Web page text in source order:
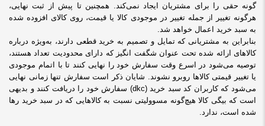
گونه حقی را برای مشتریان ایجاد نمی‌کند. همچنین تا پیش از ثبت نهایی،
هرگونه تغییر از جمله تغییر در موجودی کالا یا قیمت، روی کالای افزوده شده
به سبد خرید اعمال خواهد شد.
بنابراین به مشتریانی که تمایل و تصمیم به خرید قطعی دارند، به‌ویژه درباره
کالاهای ارائه شده تحت عنوان شگفت انگیز که دارای محدودیت تعداد هستند،
توصیه می‌شود در اسرع وقت سفارش خود را نهایی کنند تا با اتمام موجودی
یا تغییر قیمتی کالاها روبرو نشوند. شایان ذکر است سفارش تنها زمانی نهایی
می‌شود که کاربران کد سبد خرید (dkc) سفارش خود را دریافت کنند و بدیهی
است که بیگی کالا هیچ‌گونه مسوولیتی نسبت به کالاهایی که در سبد خرید رها
شده است، ندارد.